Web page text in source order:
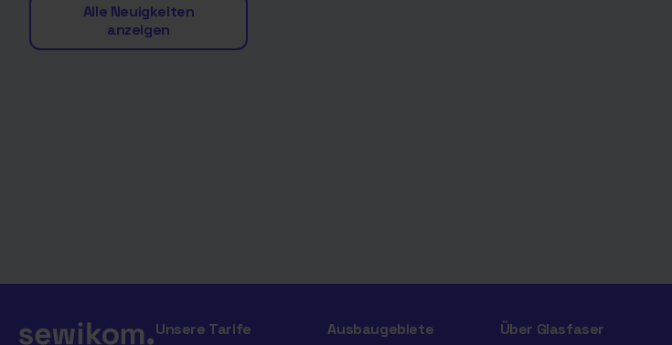
Alle Neuigkeiten
anzeigen
Unsere Tarife
Ausbaugebiete
Über Glasfaser